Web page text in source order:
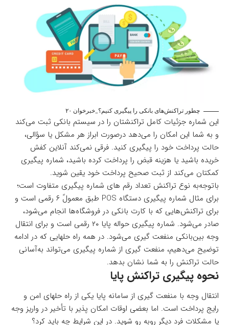
چطور تراکنش‌های بانکی را پیگیری کنیم؟_خبرخوان ۲۰
این شماره جزئیات کامل تراکنشتان را در سیستم بانکی ثبت می‌کند
و به شما این امکان را می‌دهد درصورت ابراز هر مشکل یا سؤالی،
حالت پرداخت خود را پیگیری کنید. فرقی نمی‌کند آنلاین کفش
خریده باشید یا هزینه قبض را پرداخت کرده باشید، شماره پیگیری
کمکتان می‌کند از ثبت صحیح پرداخت خود یقین شوید.
باتوجه‌به نوع تراکنش تعداد رقم های شماره پیگیری متفاوت است؛
برای مثال شماره پیگیری دستگاه POS طبق معمولً ۶ رقمی است و
برای تراکنش‌هایی که با کارت بانکی در فروشگاه‌ها انجام می‌شود،
صادر می‌شود. شماره پیگیری حواله پایا ۲۰ رقمی است و برای انتقال
وجه بین‌بانکی منفعت گیری می‌شود. در همه راه حلهایی که در ادامه
توضیح می‌دهیم، منفعت گیری از شماره پیگیری می‌تواند به‌آسانی
حالت تراکنش را به شما نشان بدهد.
نحوه پیگیری تراکنش پایا
انتقال وجه با منفعت گیری از سامانه پایا یکی از راه حلهای امن و
رایج پرداخت است. اما بعضی اوقات امکان پذیر با تأخیر در واریز وجه
یا مشکلات فرد دیگر روبه رو شوید. در این شرایط چه باید کرد؟